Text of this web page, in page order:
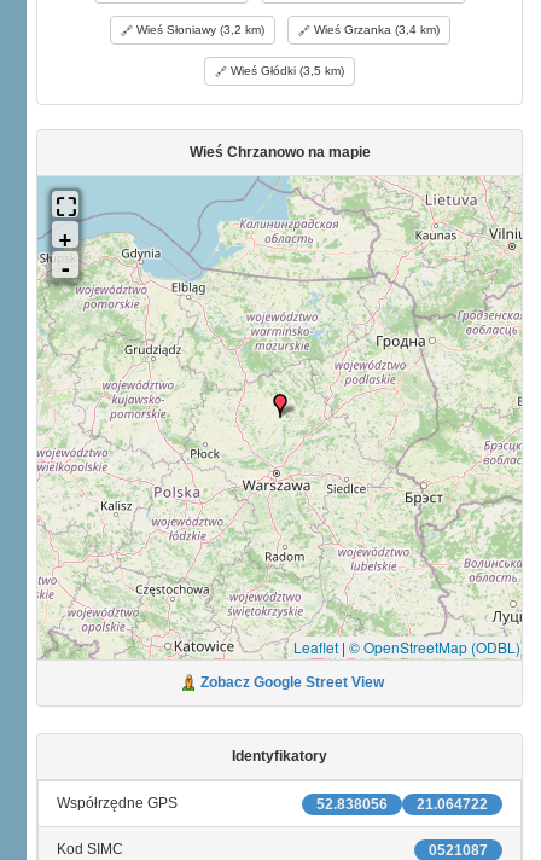
Wieś Słoniawy (3,2 km) Wieś Grzanka (3,4 km)
Wieś Głódki (3,5 km)
Wieś Chrzanowo na mapie
Leaflet | © OpenStreetMap (ODBL)
Zobacz Google Street View
Identyfikatory
21.064722
52.838056
Współrzędne GPS
0521087
Kod SIMC